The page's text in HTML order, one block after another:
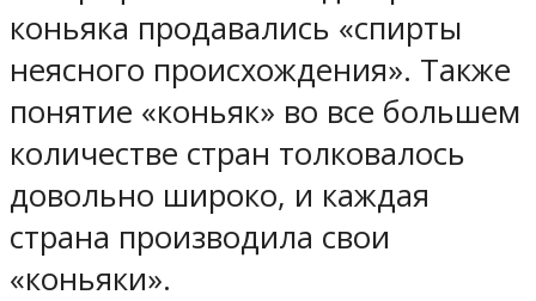
коньяка продавались «спирты
неясного происхождения». Также
понятие «коньяк» во все большем
количестве стран толковалось
довольно широко, и каждая
страна производила свои
«коньяки».